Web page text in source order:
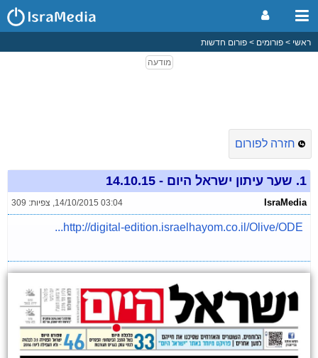
ראשי פורומים פורום חדשות
חזרה לפורום
1. שער עיתון ישראל היום - 14.10.15
IsraMedia
14/10/2015 03:04
, צפיות: 309
http://digital-edition.israelhayom.co.il/Olive/ODE...